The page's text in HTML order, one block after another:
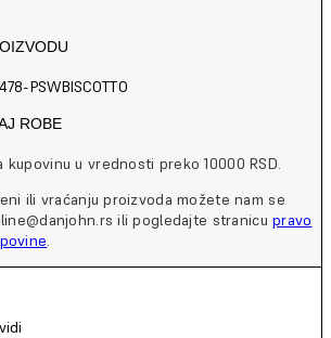
PSWBISCOTTO
ROBE
kupovinu u vrednosti preko 10000 RSD.
ili vraćanju proizvoda možete nam se
ili pogledajte stranicupravo
.